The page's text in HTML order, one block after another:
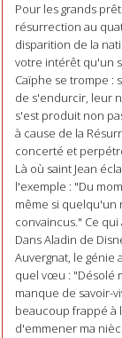
Pour les grands
résurrection au
disparition de la
votre intérêt qu'un
Caïphe se trompe :
de s'endurcir, leur
s'est produit non
à cause de la
concerté et
Là où saint Jean
l'exemple : "Du
même si quelqu'un
convaincus." Ce
Dans Aladin de
Auvergnat, le
quel vœu : "Désolé
manque de savoir-
beaucoup frappé à
d'emmener ma